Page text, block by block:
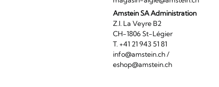
Amstein SA Administration
Z.I. La Veyre B2
CH-1806 St-Légier
T. +41 21 943 51 81
info@amstein.ch/
eshop@amstein.ch